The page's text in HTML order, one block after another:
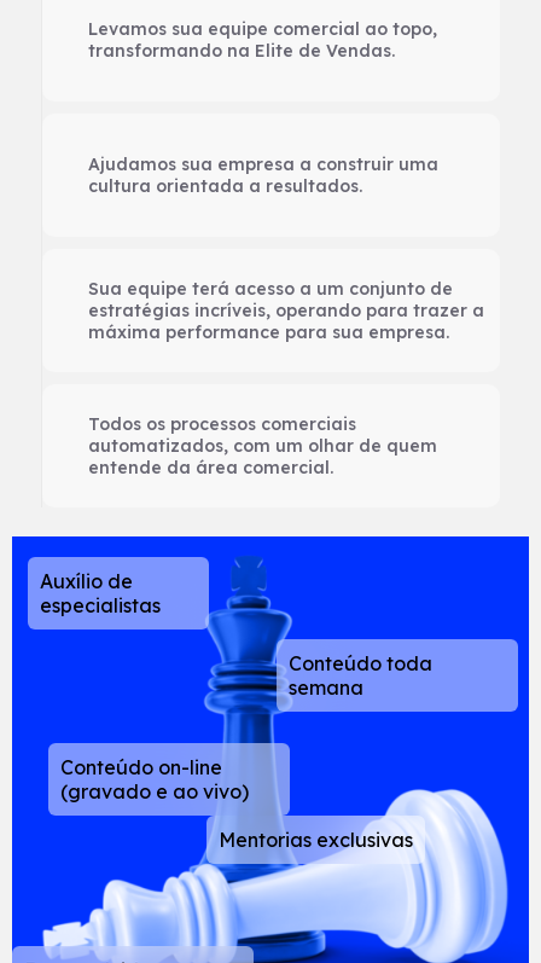
Levamos sua equipe comercial ao topo,
transformando na Elite de Vendas.
Ajudamos sua empresa a construir uma
cultura orientada a resultados.
Sua equipe terá acesso a um conjunto de
estratégias incríveis, operando para trazer a
máxima performance para sua empresa.
Todos os processos comerciais
automatizados, com um olhar de quem
entende da área comercial.
Auxílio de
especialistas
Conteúdo toda
semana
Conteúdo on-line
(gravado e ao vivo)
Mentorias exclusivas